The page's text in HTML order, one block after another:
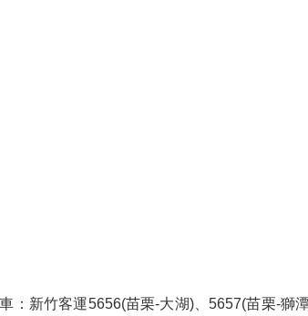
：新竹客運5656(苗栗-大湖)、5657(苗栗-獅